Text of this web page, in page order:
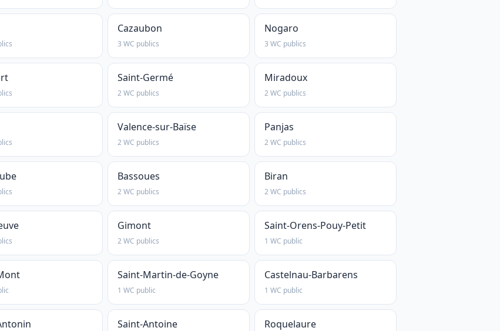
Cazaubon
3 WC publics
Nogaro
3 WC publics
Saint-Germé
2 WC publics
Miradoux
2 WC publics
Valence-sur-Baïse
2 WC publics
Panjas
2 WC publics
Bassoues
2 WC publics
Biran
2 WC publics
Gimont
2 WC publics
Saint-Orens-Pouy-Petit
1 WC public
Saint-Martin-de-Goyne
1 WC public
Castelnau-Barbarens
1 WC public
Saint-Antoine Roquelaure